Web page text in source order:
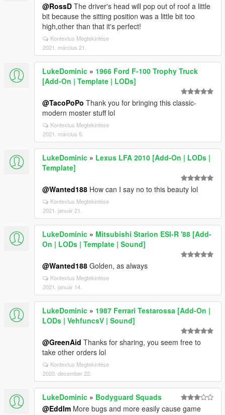
@RossD The driver's head will pop out of roof a little
bit because the sitting position was a little bit too
high,other than that it's perfect!
Kontextus Megtekintése
2021. március 21.
LukeDominic » 1966 Ford F-100 Trophy Truck
[Add-On | Template | LODs]
@TacoPoPo Thank you for bringing this classic-
modern moster stuff lol
Kontextus Megtekintése
2021. március 5.
LukeDominic » Lexus LFA 2010 [Add-On | LODs |
Template]
@Wanted188 How can I say no to this beauty lol
Kontextus Megtekintése
2021. január 21.
LukeDominic » Mitsubishi Starion ESI-R '88 [Add-
On | LODs | Template | Sound]
@Wanted188 Golden, as always
Kontextus Megtekintése
2021. január 14.
LukeDominic » 1987 Ferrari Testarossa [Add-On |
LODs | VehfuncsV | Sound]
@GreenAid Thanks for sharing, you seem free to
take other orders lol
Kontextus Megtekintése
2020. december 22.
LukeDominic » Bodyguard Squads
@Eddlm More bugs and more easily cause game